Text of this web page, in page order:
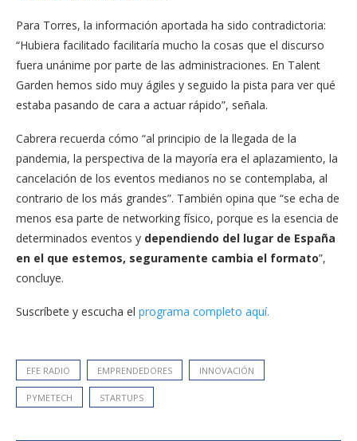
Para Torres, la información aportada ha sido contradictoria:
“Hubiera facilitado facilitaría mucho la cosas que el discurso
fuera unánime por parte de las administraciones. En Talent
Garden hemos sido muy ágiles y seguido la pista para ver qué
estaba pasando de cara a actuar rápido”, señala.
Cabrera recuerda cómo “al principio de la llegada de la
pandemia, la perspectiva de la mayoría era el aplazamiento, la
cancelación de los eventos medianos no se contemplaba, al
contrario de los más grandes”. También opina que “se echa de
menos esa parte de networking físico, porque es la esencia de
determinados eventos y dependiendo del lugar de España
en el que estemos, seguramente cambia el formato”,
concluye.
Suscríbete y escucha el programa completo aquí.
EFE RADIO EMPRENDEDORES INNOVACIÓN
PYMETECH STARTUPS